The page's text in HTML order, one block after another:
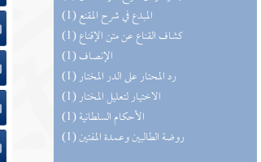
(1) المبدع في شرح المقنع
(1) كشاف القناع عن متن الإقناع
(1) الإنصاف
(1) رد المحتار على الدر المختار
(1) الاختيار لتعليل المختار
(1) الأحكام السلطانية
(1) روضة الطالبين وعمدة المفتين